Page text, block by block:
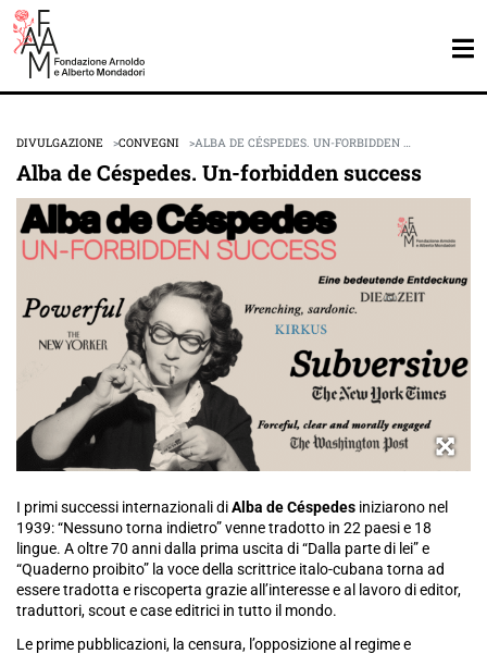
DIVULGAZIONE CONVEGNI ALBA DE CÉSPEDES. UN-FORBIDDEN …
Alba de Céspedes. Un-forbidden success
I primi successi internazionali diAlba de Céspedes iniziarono nel
1939: “Nessuno torna indietro” venne tradotto in 22 paesi e 18
lingue. A oltre 70 anni dalla prima uscita di “Dalla parte di lei” e
“Quaderno proibito” la voce della scrittrice italo-cubana torna ad
essere tradotta e riscoperta grazie all’interesse e al lavoro di editor,
traduttori, scout e case editrici in tutto il mondo.
Le prime pubblicazioni, la censura, l’opposizione al regime e